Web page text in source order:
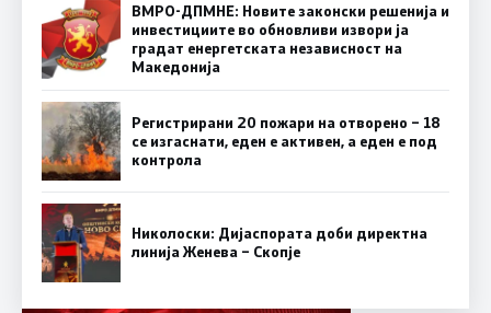
ВМРО-ДПМНЕ: Новите законски решенија и
инвестициите во обновливи извори ја
градат енергетската независност на
Македонија
Регистрирани 20 пожари на отворено – 18
се изгаснати, еден е активен, а еден е под
контрола
Николоски: Дијаспората доби директна
линија Женева – Скопје